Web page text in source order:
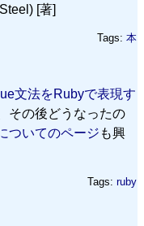
[著]
Tags: 本
文法をRubyで表現す
その後どうなったの
ついてのページ も興
Tags: ruby